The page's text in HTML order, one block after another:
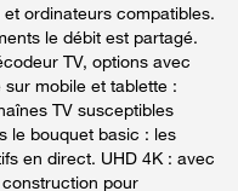
ordinateurs compatibles.
le débit est partagé.
TV, options avec
mobile et tablette :
TV susceptibles
le bouquet basic : les
en direct. UHD 4K : avec
pour